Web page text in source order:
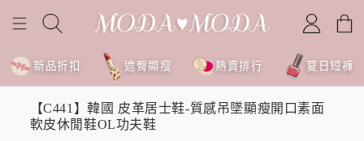
新品折扣 遮臀顯瘦 熱賣排行 夏日短褲
【C441】韓國 皮革居士鞋-質感吊墜顯瘦開口素面
軟皮休閒鞋OL功夫鞋